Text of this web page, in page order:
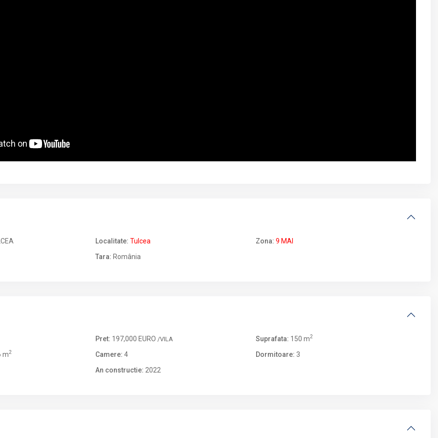
Localitate: Tulcea Zona: 9 MAI
Tara: România
Pret: 197,000 EURO /VILA Suprafata: 150 m2
m2 Camere: 4 Dormitoare: 3
An constructie: 2022